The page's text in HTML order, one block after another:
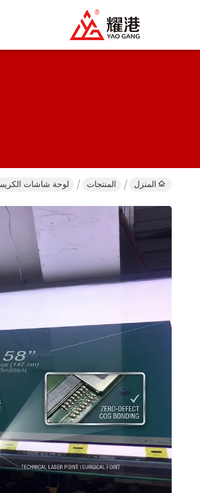
المنزل المنتجات لوحة شاشات